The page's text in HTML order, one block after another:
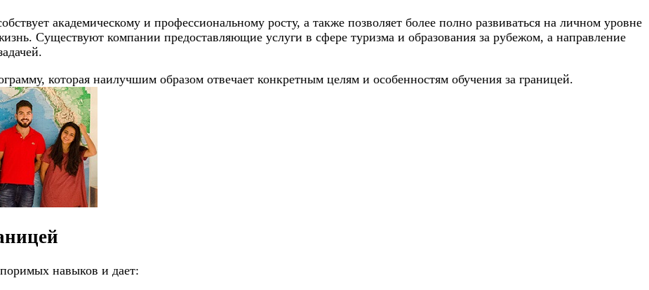
академическому и профессиональному росту, а также позволяет более полно развиваться на личном уровне
Существуют компании предоставляющие услуги в сфере туризма и образования за рубежом, а направление
которая наилучшим образом отвечает конкретным целям и особенностям обучения за границей.
навыков и дает: